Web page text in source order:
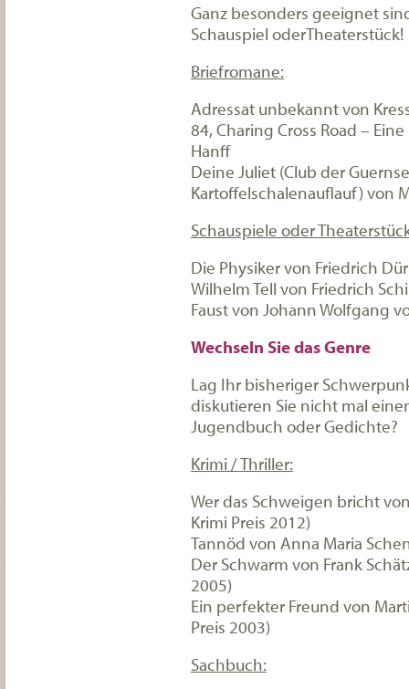
Ganz besonders geeignet
Schauspiel oderTheaterstück!
Briefromane:
Adressat unbekannt von
84, Charing Cross Road –
Hanff
Deine Juliet (Club der
Kartoffelschalenauflauf) von
Schauspiele oder
Die Physiker von Friedrich
Wilhelm Tell von Friedrich
Faust von Johann Wolfgang
Wechseln Sie das Genre
Lag Ihr bisheriger
diskutieren Sie nicht mal
Jugendbuch oder Gedichte?
Krimi / Thriller:
Wer das Schweigen bricht
Krimi Preis 2012)
Tannöd von Anna Maria
Der Schwarm von Frank
2005)
Ein perfekter Freund von
Preis 2003)
Sachbuch: